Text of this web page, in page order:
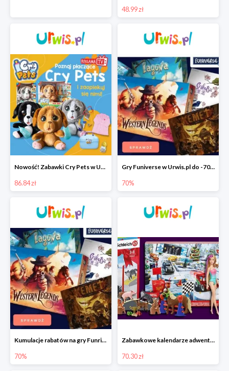
48.99 zł
Nowość! Zabawki Cry Pets w Urwis.pl w super cenach
86.84 zł
Gry Funiverse w Urwis.pl do -70%
70%
Kumulacje rabatów na gry Funrise w Urwis.pl do -70%
70%
Zabawkowe kalendarze adwentowe w Urwis.pl od 70.30 zł
70.30 zł